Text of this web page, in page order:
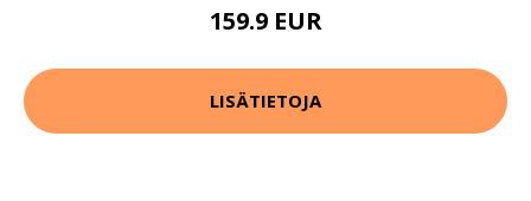
159.9 EUR
LISÄTIETOJA